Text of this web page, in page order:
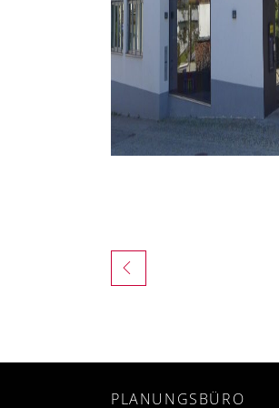
PLANUNGSBÜRO